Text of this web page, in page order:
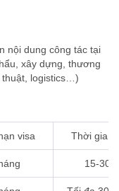
nội dung công tác tại
xây dựng, thương
thuật, logistics…)
visa Thời gian
15-30